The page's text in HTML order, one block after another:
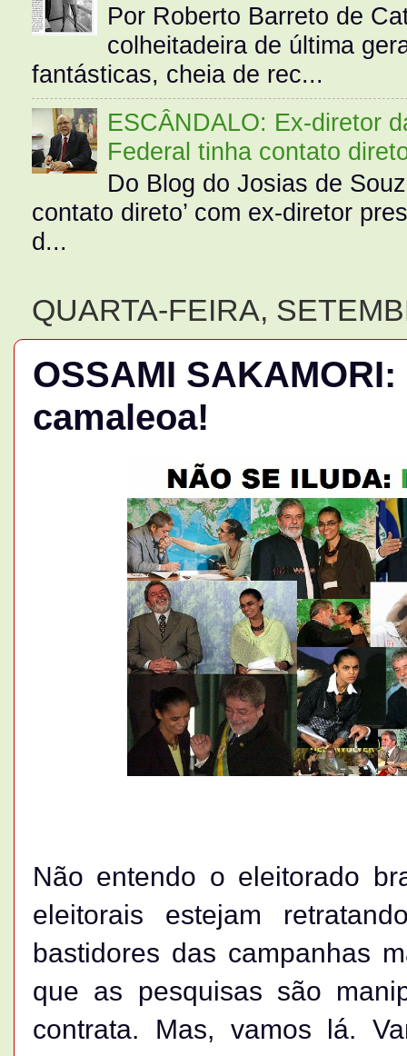
Por Roberto Barreto de
colheitadeira de última
fantásticas, cheia de rec...
ESCÂNDALO: Ex-diretor
Federal tinha contato
Do Blog do Josias de
contato direto’ com ex-diretor
d...
QUARTA-FEIRA,
OSSAMI
camaleoa!
Não entendo o eleitorado
eleitorais estejam
bastidores das campanhas
que as pesquisas são
contrata. Mas, vamos lá.